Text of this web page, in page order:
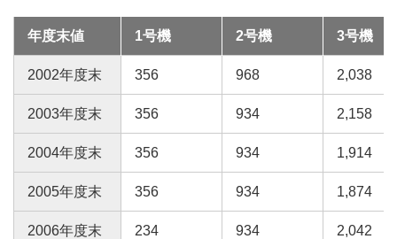
年度末値 1号機 2号機 3号機
2002年度末 356 968 2,038
2003年度末 356 934 2,158
2004年度末 356 934 1,914
2005年度末 356 934 1,874
2006年度末 234 934 2,042